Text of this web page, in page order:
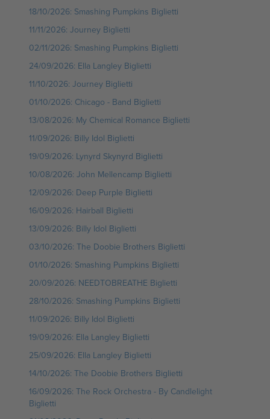
18/10/2026: Smashing Pumpkins Biglietti
11/11/2026: Journey Biglietti
02/11/2026: Smashing Pumpkins Biglietti
24/09/2026: Ella Langley Biglietti
11/10/2026: Journey Biglietti
01/10/2026: Chicago - Band Biglietti
13/08/2026: My Chemical Romance Biglietti
11/09/2026: Billy Idol Biglietti
19/09/2026: Lynyrd Skynyrd Biglietti
10/08/2026: John Mellencamp Biglietti
12/09/2026: Deep Purple Biglietti
16/09/2026: Hairball Biglietti
13/09/2026: Billy Idol Biglietti
03/10/2026: The Doobie Brothers Biglietti
01/10/2026: Smashing Pumpkins Biglietti
20/09/2026: NEEDTOBREATHE Biglietti
28/10/2026: Smashing Pumpkins Biglietti
11/09/2026: Billy Idol Biglietti
19/09/2026: Ella Langley Biglietti
25/09/2026: Ella Langley Biglietti
14/10/2026: The Doobie Brothers Biglietti
16/09/2026: The Rock Orchestra - By Candlelight
Biglietti